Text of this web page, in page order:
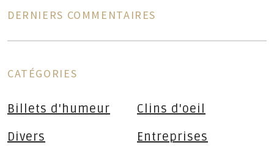
DERNIERS COMMENTAIRES
CATÉGORIES
Billets d'humeur
Clins d'oeil
Divers
Entreprises